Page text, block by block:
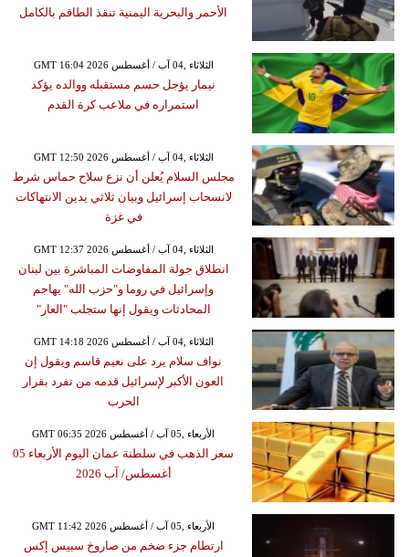
الأحمر والبحرية اليمنية تنقذ الطاقم بالكامل
GMT 16:04 2026 الثلاثاء ,04 آب / أغسطس
نيمار يؤجل حسم مستقبله ووالده يؤكد
استمراره في ملاعب كرة القدم
GMT 12:50 2026 الثلاثاء ,04 آب / أغسطس
مجلس السلام يُعلن أن نزع سلاح حماس شرط
لانسحاب إسرائيل وبيان ثلاثي يدين الانتهاكات
في غزة
GMT 12:37 2026 الثلاثاء ,04 آب / أغسطس
انطلاق جولة المفاوضات المباشرة بين لبنان
وإسرائيل في روما و"حزب الله" يهاجم
المحادثات ويقول إنها ستجلب "العار"
GMT 14:18 2026 الثلاثاء ,04 آب / أغسطس
نواف سلام يرد على نعيم قاسم ويقول إن
العون الأكبر لإسرائيل قدمه من تفرد بقرار
الحرب
GMT 06:35 2026 الأربعاء ,05 آب / أغسطس
سعر الذهب في سلطنة عمان اليوم الأربعاء 05
أغسطس/ آب 2026
GMT 11:42 2026 الأربعاء ,05 آب / أغسطس
ارتطام جزء ضخم من صاروخ سبيس إكس